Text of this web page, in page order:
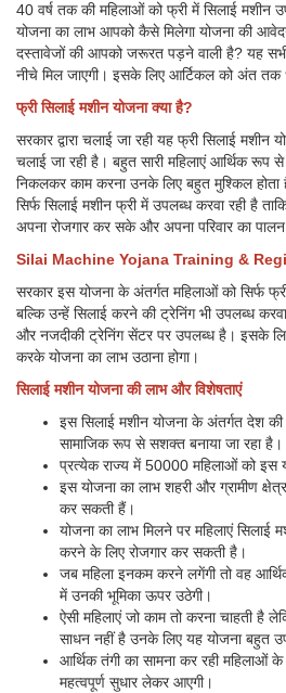
40 वर्ष तक की महिलाओं को फ्री में सिलाई मशीन
योजना का लाभ आपको कैसे मिलेगा योजना की
दस्तावेजों की आपको जरूरत पड़ने वाली है? यह
नीचे मिल जाएगी। इसके लिए आर्टिकल को अंत तक
फ्री सिलाई मशीन योजना क्या है?
सरकार द्वारा चलाई जा रही यह फ्री सिलाई
चलाई जा रही है। बहुत सारी महिलाएं आर्थिक रूप
निकलकर काम करना उनके लिए बहुत मुश्किल होता
सिर्फ सिलाई मशीन फ्री में उपलब्ध करवा रही है
अपना रोजगार कर सके और अपना परिवार का
Silai Machine Yojana Training &
सरकार इस योजना के अंतर्गत महिलाओं को सिर्फ
बल्कि उन्हें सिलाई करने की ट्रेनिंग भी उपलब्ध
और नजदीकी ट्रेनिंग सेंटर पर उपलब्ध है। इसके
करके योजना का लाभ उठाना होगा।
सिलाई मशीन योजना की लाभ और विशेषताएं
इस सिलाई मशीन योजना के अंतर्गत देश
सामाजिक रूप से सशक्त बनाया जा रहा है।
प्रत्येक राज्य में 50000 महिलाओं को इस
इस योजना का लाभ शहरी और ग्रामीण
कर सकती हैं।
योजना का लाभ मिलने पर महिलाएं
करने के लिए रोजगार कर सकती है।
जब महिला इनकम करने लगेंगी तो वह
में उनकी भूमिका ऊपर उठेगी।
ऐसी महिलाएं जो काम तो करना चाहती है
साधन नहीं है उनके लिए यह योजना बहुत
आर्थिक तंगी का सामना कर रही महिलाओं
महत्वपूर्ण सुधार लेकर आएगी।